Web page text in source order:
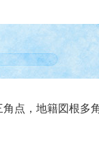
点，地籍図根多